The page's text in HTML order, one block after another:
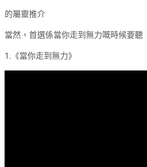
的屬靈推介
當然，首選係當你走到無力嘅時候要聽
1.《當你走到無力》